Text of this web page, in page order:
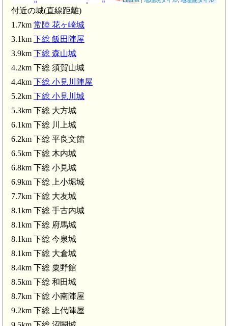
飯田陣屋(3.1km)
下総 森山城(3.9km)
付近の城(直線距離)
1.7km 常陸 花ヶ崎城
3.1km 下総 飯田陣屋
3.9km 下総 森山城
4.2km 下総 須賀山城
4.4km 下総 小見川陣屋
5.2km 下総 小見川城
5.3km 下総 大方城
6.1km 下総 川上城
6.2km 下総 平良文館
6.5km 下総 木内城
6.8km 下総 小見城
6.9km 下総 上小堀城
7.7km 下総 大友城
8.1km 下総 手古内城
8.1km 下総 府馬城
8.1km 下総 今泉城
8.1km 下総 大倉城
8.4km 下総 粟野館
8.5km 下総 和田城
8.7km 下総 小南陣屋
9.2km 下総 上代陣屋